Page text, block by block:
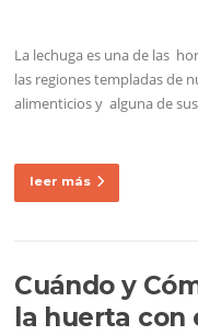
La lechuga es una de las
las regiones templadas de
alimenticios y alguna de
leer más
Cuándo y
la huerta con